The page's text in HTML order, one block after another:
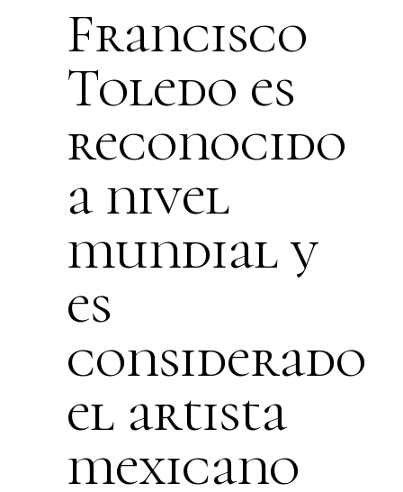
Francisco
Toledo es
reconocido
a nivel
mundial y
es
considerado
el artista
mexicano